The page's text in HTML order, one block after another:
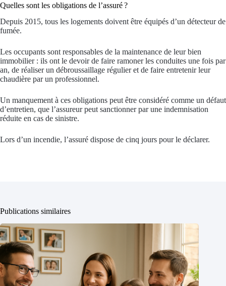
Quelles sont les obligations de l’assuré ?
Depuis 2015, tous les logements doivent être équipés d’un détecteur de
fumée.
Les occupants sont responsables de la maintenance de leur bien
immobilier : ils ont le devoir de faire ramoner les conduites une fois par
an, de réaliser un débroussaillage régulier et de faire entretenir leur
chaudière par un professionnel.
Un manquement à ces obligations peut être considéré comme un défaut
d’entretien, que l’assureur peut sanctionner par une indemnisation
réduite en cas de sinistre.
Lors d’un incendie, l’assuré dispose de cinq jours pour le déclarer.
Publications similaires